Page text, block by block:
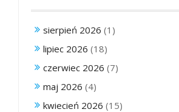
sierpień 2026 (1)
lipiec 2026 (18)
czerwiec 2026 (7)
maj 2026 (4)
kwiecień 2026 (15)